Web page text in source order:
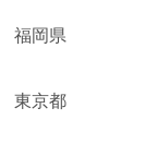
福岡県
東京都